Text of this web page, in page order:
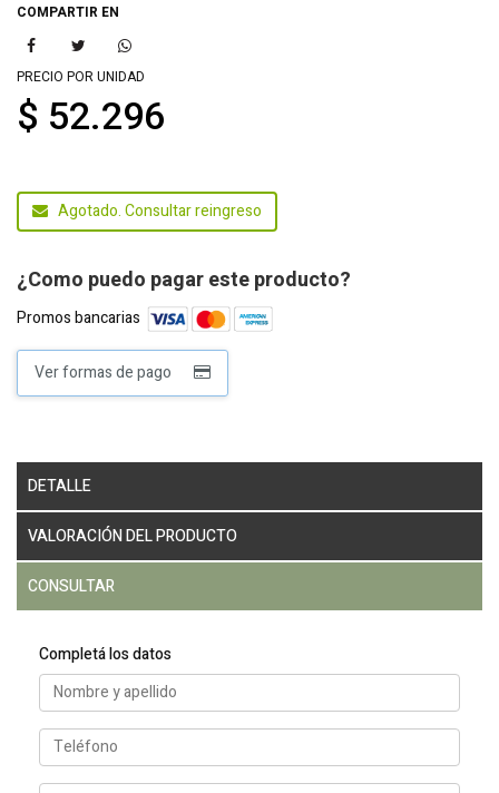
COMPARTIR EN
PRECIO POR UNIDAD
$ 52.296
Agotado. Consultar reingreso
¿Como puedo pagar este producto?
Promos bancarias
Ver formas de pago
DETALLE
VALORACIÓN DEL PRODUCTO
CONSULTAR
Completá los datos